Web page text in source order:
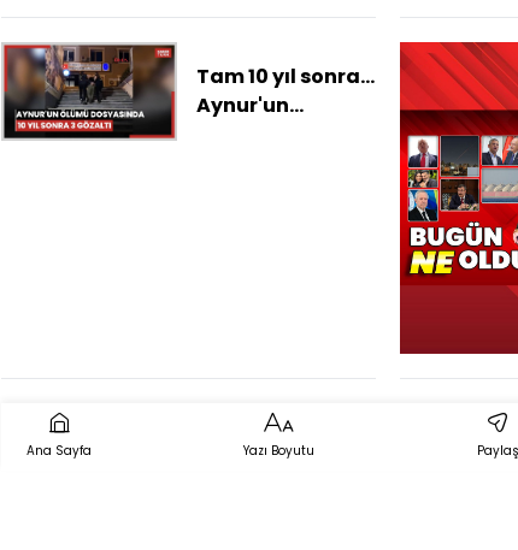
gözaltı
Tam 10 yıl sonra...
Aynur'un
Ana Sayfa Yazı Boyutu Paylaş